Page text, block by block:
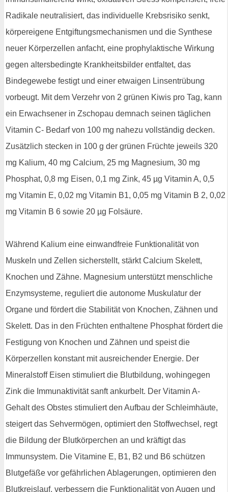
Radikale neutralisiert, das individuelle Krebsrisiko senkt,
körpereigene Entgiftungsmechanismen und die Synthese
neuer Körperzellen anfacht, eine prophylaktische Wirkung
gegen altersbedingte Krankheitsbilder entfaltet, das
Bindegewebe festigt und einer etwaigen Linsentrübung
vorbeugt. Mit dem Verzehr von 2 grünen Kiwis pro Tag, kann
ein Erwachsener in Zschopau demnach seinen täglichen
Vitamin C- Bedarf von 100 mg nahezu vollständig decken.
Zusätzlich stecken in 100 g der grünen Früchte jeweils 320
mg Kalium, 40 mg Calcium, 25 mg Magnesium, 30 mg
Phosphat, 0,8 mg Eisen, 0,1 mg Zink, 45 µg Vitamin A, 0,5
mg Vitamin E, 0,02 mg Vitamin B1, 0,05 mg Vitamin B 2, 0,02
mg Vitamin B 6 sowie 20 µg Folsäure.
Während Kalium eine einwandfreie Funktionalität von
Muskeln und Zellen sicherstellt, stärkt Calcium Skelett,
Knochen und Zähne. Magnesium unterstützt menschliche
Enzymsysteme, reguliert die autonome Muskulatur der
Organe und fördert die Stabilität von Knochen, Zähnen und
Skelett. Das in den Früchten enthaltene Phosphat fördert die
Festigung von Knochen und Zähnen und speist die
Körperzellen konstant mit ausreichender Energie. Der
Mineralstoff Eisen stimuliert die Blutbildung, wohingegen
Zink die Immunaktivität sanft ankurbelt. Der Vitamin A-
Gehalt des Obstes stimuliert den Aufbau der Schleimhäute,
steigert das Sehvermögen, optimiert den Stoffwechsel, regt
die Bildung der Blutkörperchen an und kräftigt das
Immunsystem. Die Vitamine E, B1, B2 und B6 schützen
Blutgefäße vor gefährlichen Ablagerungen, optimieren den
Blutkreislauf, verbessern die Funktionalität von Augen und